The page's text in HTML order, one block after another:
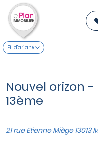
Fil d'ariane
Nouvel orizon
13ème
21 rue Etienne Miège 13013